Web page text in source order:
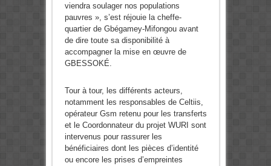
viendra soulager nos populations
pauvres », s’est réjouie la cheffe-
quartier de Gbégamey-Mifongou avant
de dire toute sa disponibilité à
accompagner la mise en œuvre de
GBESSOKÉ.
Tour à tour, les différents acteurs,
notamment les responsables de Celtiis,
opérateur Gsm retenu pour les transferts
et le Coordonnateur du projet WURI sont
intervenus pour rassurer les
bénéficiaires dont les pièces d’identité
ou encore les prises d’empreintes